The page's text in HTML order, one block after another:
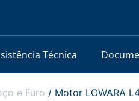
Técnica
e Furo / Motor LOWARA